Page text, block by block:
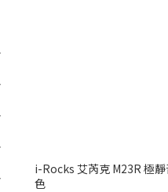
i-Rocks 艾芮克 M23R 極
色